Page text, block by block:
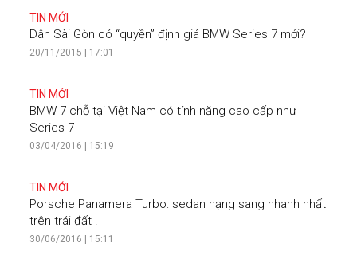
TIN MỚI
Dân Sài Gòn có “quyền” định giá BMW Series 7 mới?
20/11/2015 | 17:01
TIN MỚI
BMW 7 chỗ tại Việt Nam có tính năng cao cấp như
Series 7
03/04/2016 | 15:19
TIN MỚI
Porsche Panamera Turbo: sedan hạng sang nhanh nhất
trên trái đất !
30/06/2016 | 15:11